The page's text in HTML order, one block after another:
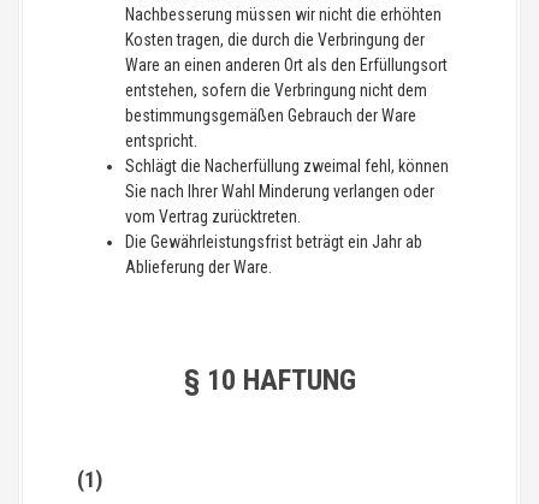
Nachbesserung müssen wir nicht die erhöhten
Kosten tragen, die durch die Verbringung der
Ware an einen anderen Ort als den Erfüllungsort
entstehen, sofern die Verbringung nicht dem
bestimmungsgemäßen Gebrauch der Ware
entspricht.
Schlägt die Nacherfüllung zweimal fehl, können
Sie nach Ihrer Wahl Minderung verlangen oder
vom Vertrag zurücktreten.
Die Gewährleistungsfrist beträgt ein Jahr ab
Ablieferung der Ware.
§ 10 HAFTUNG
(1)